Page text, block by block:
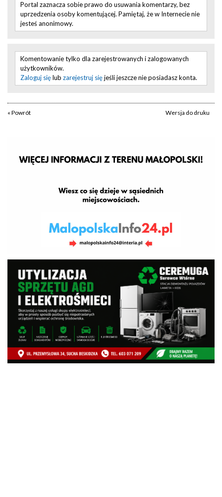
Portal zaznacza sobie prawo do usuwania komentarzy, bez
uprzedzenia osoby komentującej. Pamiętaj, że w Internecie nie
jesteś anonimowy.
Komentowanie tylko dla zarejestrowanych i zalogowanych
użytkowników.
Zaloguj sięlub zarejestruj sięjeśli jeszcze nie posiadasz konta.
« Powrót Wersja do druku